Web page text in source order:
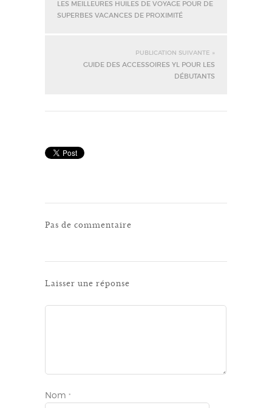
LES MEILLEURES HUILES DE VOYAGE POUR DE
SUPERBES VACANCES DE PROXIMITÉ
PUBLICATION SUIVANTE »
GUIDE DES ACCESSOIRES YL POUR LES
DÉBUTANTS
Pas de commentaire
Laisser une réponse
Nom *